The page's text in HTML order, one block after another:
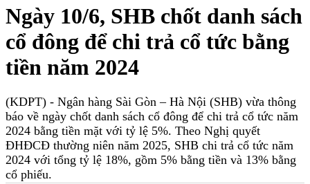
Ngày 10/6, SHB chốt danh sách
cổ đông để chi trả cổ tức bằng
tiền năm 2024
(KDPT) - Ngân hàng Sài Gòn – Hà Nội (SHB) vừa thông
báo về ngày chốt danh sách cổ đông để chi trả cổ tức năm
2024 bằng tiền mặt với tỷ lệ 5%. Theo Nghị quyết
ĐHĐCĐ thường niên năm 2025, SHB chi trả cổ tức năm
2024 với tổng tỷ lệ 18%, gồm 5% bằng tiền và 13% bằng
cổ phiếu.